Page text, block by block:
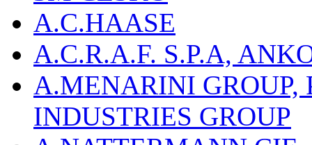
A.C.HAASE
A.C.R.A.F. S.P.A,
A.MENARINI
INDUSTRIES GROUP